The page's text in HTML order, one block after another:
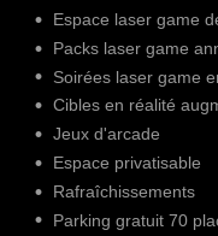
Espace laser game
Packs laser game
Soirées laser game
Cibles en réalité
Jeux d'arcade
Espace privatisable
Rafraîchissements
Parking gratuit 70